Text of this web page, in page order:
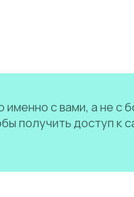
с вами, а не с
получить доступ к